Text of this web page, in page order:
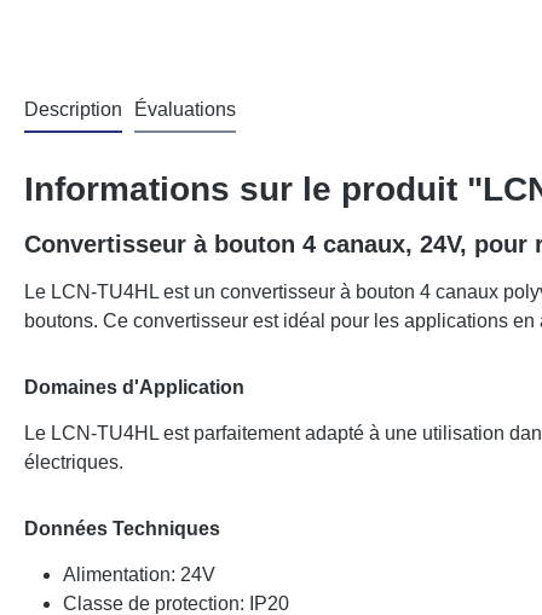
Description Évaluations
Informations sur le produit
Convertisseur à bouton 4 canaux, 24V, pour
Le LCN-TU4HL est un convertisseur à bouton 4 canaux
boutons. Ce convertisseur est idéal pour les applications
Domaines d'Application
Le LCN-TU4HL est parfaitement adapté à une utilisation
électriques.
Données Techniques
Alimentation: 24V
Classe de protection: IP20